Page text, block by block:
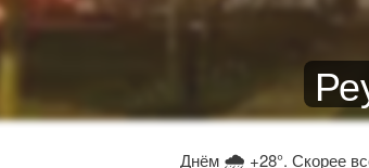
Днём 🌧 +28°. Скорее